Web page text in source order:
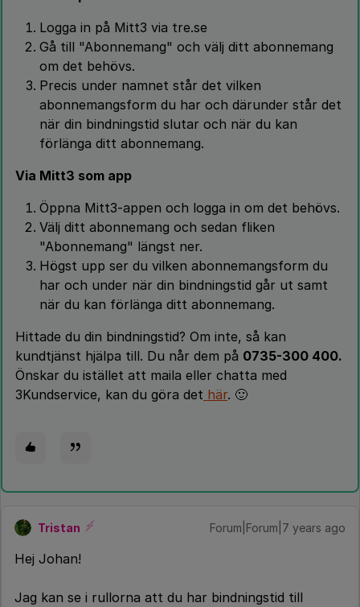
Logga in på Mitt3 via tre.se
Gå till "Abonnemang" och välj ditt abonnemang
om det behövs.
Precis under namnet står det vilken
abonnemangsform du har och därunder står det
när din bindningstid slutar och när du kan
förlänga ditt abonnemang.
Via Mitt3 som app
Öppna Mitt3-appen och logga in om det behövs.
Välj ditt abonnemang och sedan fliken
"Abonnemang" längst ner.
Högst upp ser du vilken abonnemangsform du
har och under när din bindningstid går ut samt
när du kan förlänga ditt abonnemang.
Hittade du din bindningstid? Om inte, så kan
kundtjänst hjälpa till. Du når dem på 0735-300 400.
Önskar du istället att maila eller chatta med
3Kundservice, kan du göra det här. 🙂
Tristan Forum|Forum|7 years ago
Hej Johan!
Jag kan se i rullorna att du har bindningstid till